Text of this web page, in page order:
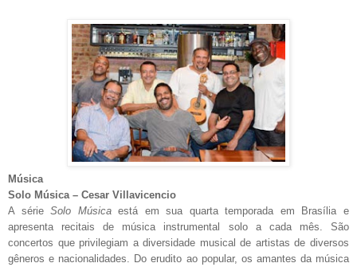
Música
Solo Música – Cesar Villavicencio
A sérieSolo Músicaestá em sua quarta temporada em Brasília e
apresenta recitais de música instrumental solo a cada mês. São
concertos que privilegiam a diversidade musical de artistas de diversos
gêneros e nacionalidades. Do erudito ao popular, os amantes da música